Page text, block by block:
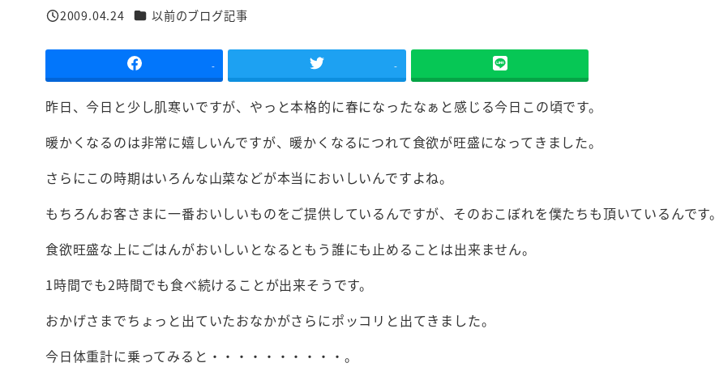
投稿日
2009.04.24 カテゴリー
以前のブログ記事
- -
昨日、今日と少し肌寒いですが、やっと本格的に春になったなぁと感じる今日この頃です。
暖かくなるのは非常に嬉しいんですが、暖かくなるにつれて食欲が旺盛になってきました。
さらにこの時期はいろんな山菜などが本当においしいんですよね。
もちろんお客さまに一番おいしいものをご提供しているんですが、そのおこぼれを僕たちも頂いているんです。
食欲旺盛な上にごはんがおいしいとなるともう誰にも止めることは出来ません。
1時間でも2時間でも食べ続けることが出来そうです。
おかげさまでちょっと出ていたおなかがさらにポッコリと出てきました。
今日体重計に乗ってみると・・・・・・・・・・。